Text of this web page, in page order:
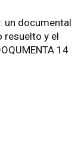
un documental
resuelto y el
14